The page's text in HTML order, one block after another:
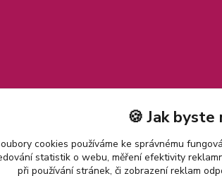
🍪 Jak byste
cookies používáme ke správnému
statistik o webu, měření efektivity
při používání stránek, či zobrazení reklam